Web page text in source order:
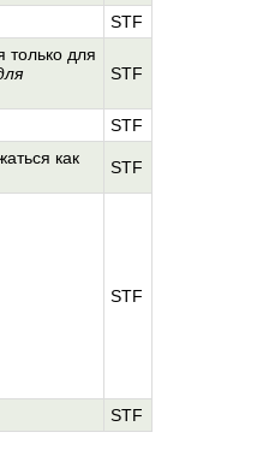
STF
только для
STF
STF
как
STF
STF
STF